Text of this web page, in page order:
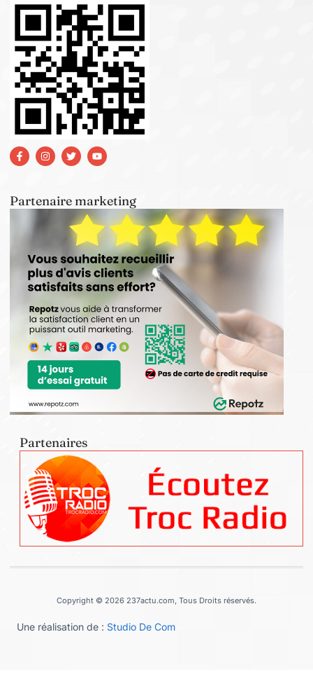
Partenaire marketing
Partenaires
Copyright © 2026 237actu.com, Tous Droits réservés.
Une réalisation de : Studio De Com